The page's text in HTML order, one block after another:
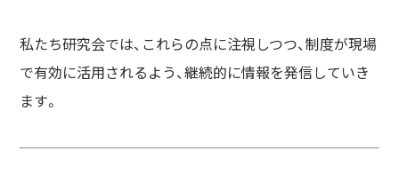
私たち研究会では、これらの点に注視しつつ、制度が現場
で有効に活用されるよう、継続的に情報を発信していき
ます。